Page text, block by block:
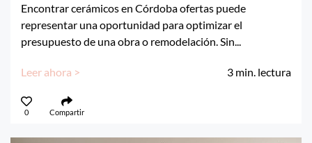
Encontrar cerámicos en Córdoba ofertas puede
representar una oportunidad para optimizar el
presupuesto de una obra o remodelación. Sin...
Leer ahora > 3 min. lectura
0 Compartir